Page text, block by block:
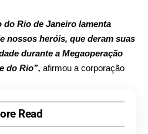
do Rio de Janeiro lamenta
nossos heróis, que deram suas
durante a Megaoperação
do Rio”, afirmou a corporação
Read